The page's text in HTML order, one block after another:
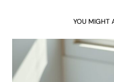
YOU MIGHT